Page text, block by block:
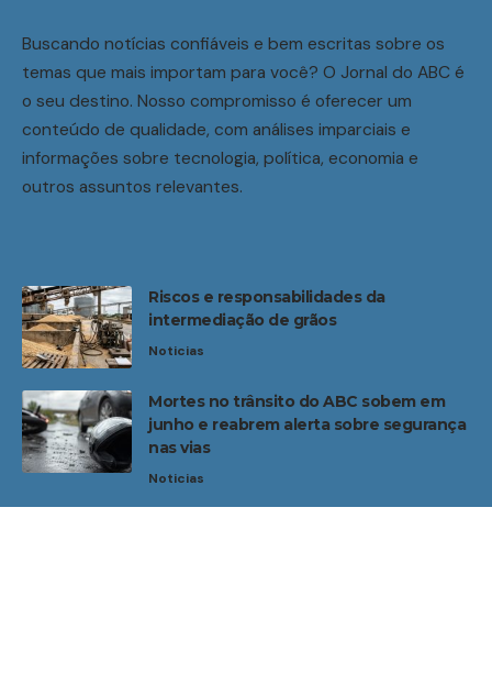
Buscando notícias confiáveis e bem escritas sobre os
temas que mais importam para você? O Jornal do ABC é
o seu destino. Nosso compromisso é oferecer um
conteúdo de qualidade, com análises imparciais e
informações sobre tecnologia, política, economia e
outros assuntos relevantes.
Riscos e responsabilidades da
intermediação de grãos
Noticias
Mortes no trânsito do ABC sobem em
junho e reabrem alerta sobre segurança
nas vias
Noticias